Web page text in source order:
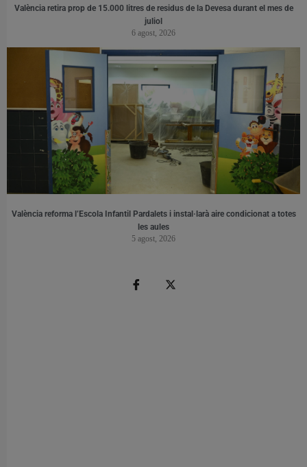
València retira prop de 15.000 litres de residus de la Devesa durant el mes de
juliol
6 agost, 2026
València reforma l’Escola Infantil Pardalets i instal·larà aire condicionat a totes
les aules
5 agost, 2026